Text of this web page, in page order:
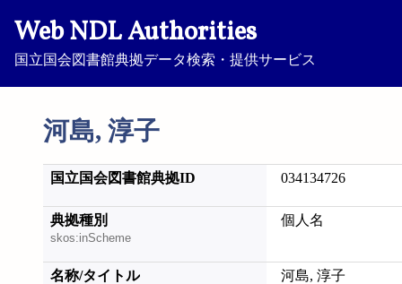
Web NDL Authorities
国立国会図書館典拠データ検索・提供サービス
河島, 淳子
国立国会図書館典拠ID 034134726
典拠種別
skos:inScheme
個人名
名称/タイトル 河島, 淳子